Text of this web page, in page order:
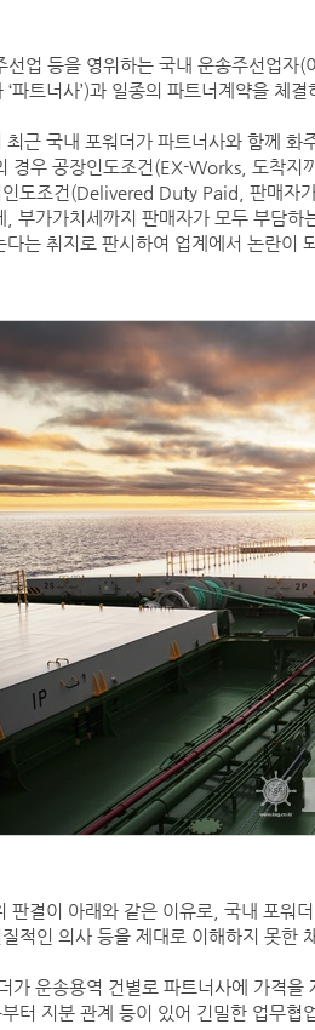
선업 등을 영위하는 국내 운송주선업자(
파트너사’)과 일종의 파트너계약을 체
최근 국내 포워더가 파트너사와 함께 화
경우 공장인도조건(EX-Works, 도착지
도조건(Delivered Duty Paid, 판매자
, 부가가치세까지 판매자가 모두 부담
다는 취지로 판시하여 업계에서 논란
판결이 아래와 같은 이유로, 국내 포워
적인 의사 등을 제대로 이해하지 못한
가 운송용역 건별로 파트너사에 가격
터 지분 관계 등이 있어 긴밀한 업무